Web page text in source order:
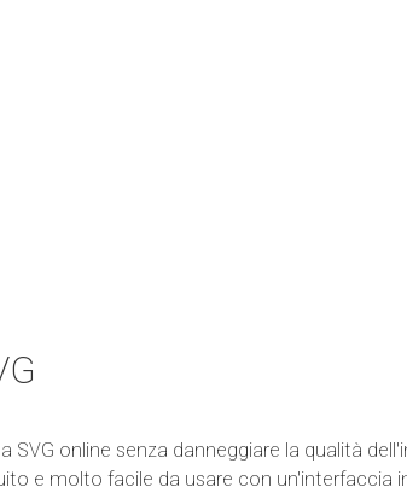
SVG online senza danneggiare la qualità
e molto facile da usare con un'interfaccia